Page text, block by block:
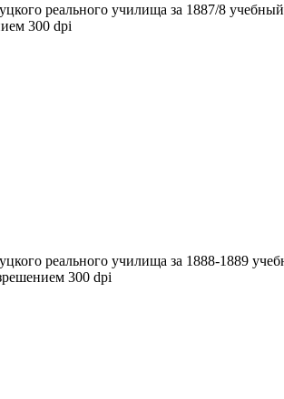
реального училища за 1887/8
300 dpi
реального училища за 1888-1889
300 dpi